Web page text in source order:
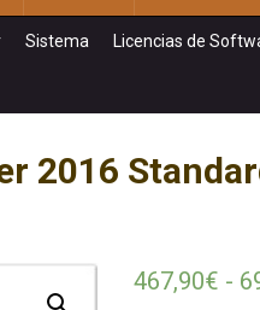
Sistema Licencias de
2016
467,90€ -